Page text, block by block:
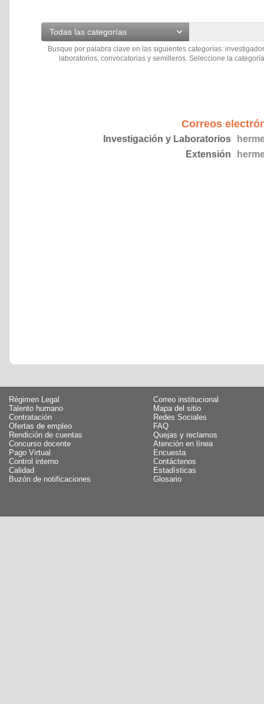
Todas las categorías
Busque por palabra clave en las siguientes categorías:
laboratorios, convocatorias y semilleros. Seleccione la
Correos
Investigación y Laboratorios
Extensión
Régimen Legal
Talento humano
Contratación
Ofertas de empleo
Rendición de cuentas
Concurso docente
Pago Virtual
Control interno
Calidad
Buzón de notificaciones
Correo institucional
Mapa del sitio
Redes Sociales
FAQ
Quejas y reclamos
Atención en línea
Encuesta
Contáctenos
Estadísticas
Glosario